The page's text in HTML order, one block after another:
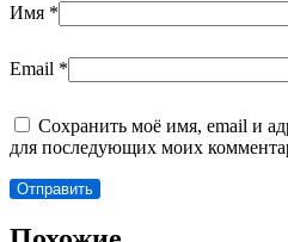
Имя *
Email *
Сохранить моё имя, email и
для последующих моих